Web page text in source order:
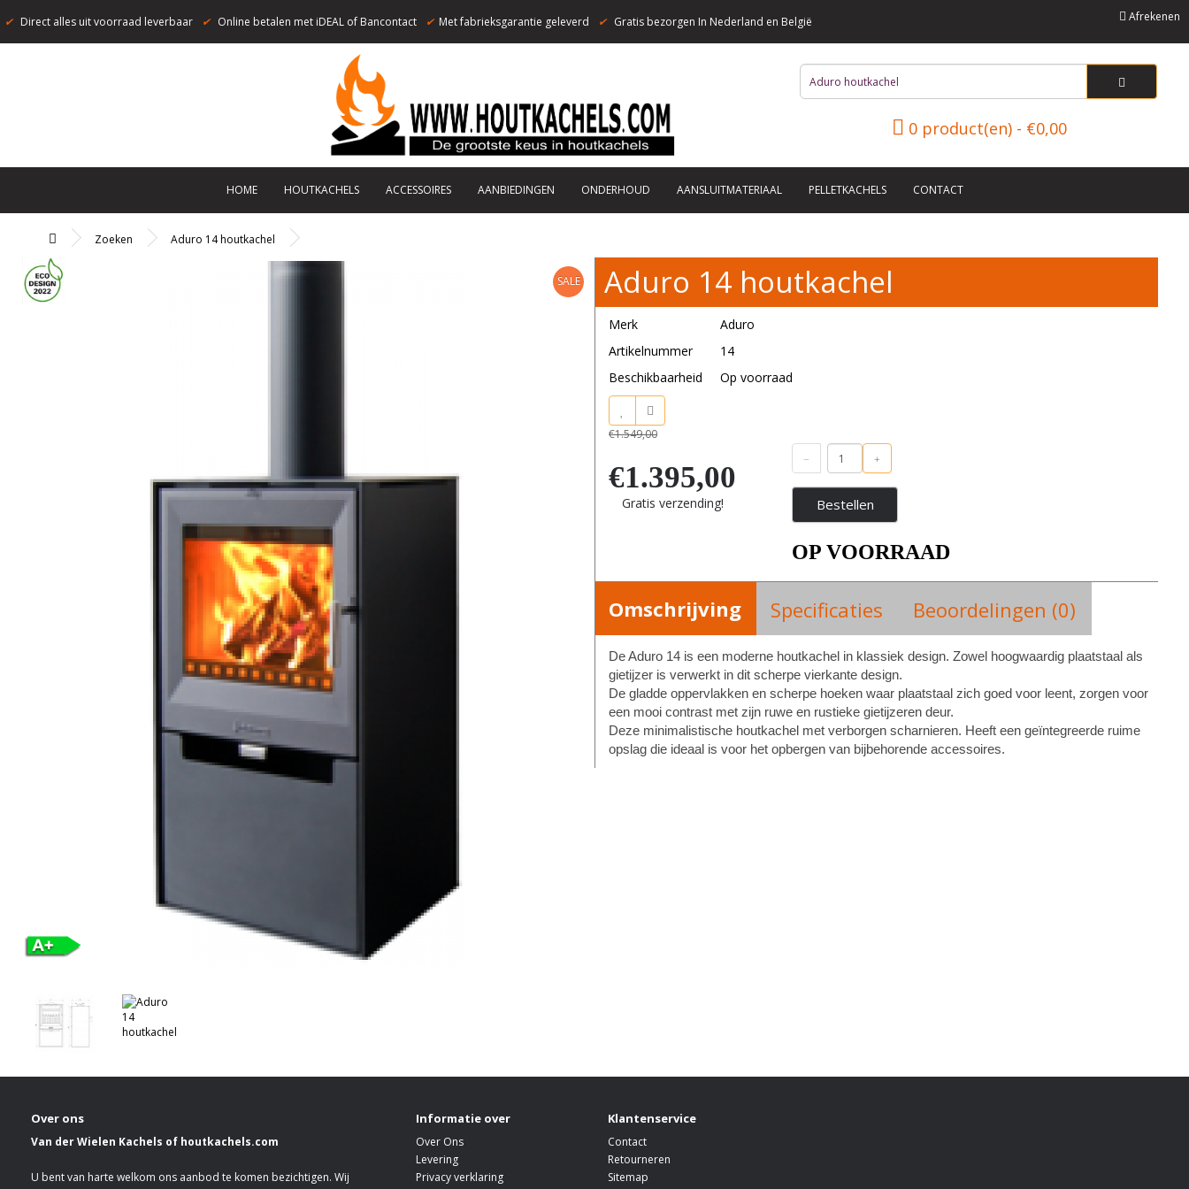
✔ Direct alles uit voorraad leverbaar ✔ Online betalen met iDEAL of Bancontact ✔ Met fabrieksgarantie geleverd ✔ Gratis bezorgen In Nederland en België Afrekenen
0 product(en) - €0,00
HOME HOUTKACHELS ACCESSOIRES AANBIEDINGEN ONDERHOUD AANSLUITMATERIAAL PELLETKACHELS CONTACT
Zoeken Aduro 14 houtkachel
SALE Aduro 14 houtkachel
Merk
Aduro
Artikelnummer
14
Beschikbaarheid
Op voorraad
€1.549,00
€1.395,00
Gratis verzending! Bestellen
OP VOORRAAD
Omschrijving Specificaties Beoordelingen (0)
De Aduro 14 is een moderne houtkachel in klassiek design. Zowel hoogwaardig plaatstaal als
gietijzer is verwerkt in dit scherpe vierkante design.
De gladde oppervlakken en scherpe hoeken waar plaatstaal zich goed voor leent, zorgen voor
een mooi contrast met zijn ruwe en rustieke gietijzeren deur.
Deze minimalistische houtkachel met verborgen scharnieren. Heeft een geïntegreerde ruime
opslag die ideaal is voor het opbergen van bijbehorende accessoires.
Over ons
Van der Wielen Kachels of houtkachels.com
U bent van harte welkom ons aanbod te komen bezichtigen. Wij
Informatie over
Over Ons
Levering
Privacy verklaring
Klantenservice
Contact
Retourneren
Sitemap